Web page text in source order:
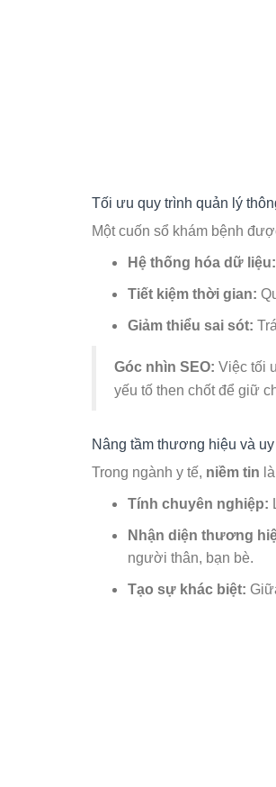
Tối ưu quy trình quản lý
Một cuốn sổ khám bệnh
Hệ thống hóa dữ liệu:
Tiết kiệm thời gian:
Giảm thiểu sai sót:
Góc nhìn SEO: Việc tối
yếu tố then chốt để giữ
Nâng tầm thương hiệu và
Trong ngành y tế, niềm tin
Tính chuyên nghiệp:
Nhận diện thương
người thân, bạn bè.
Tạo sự khác biệt: